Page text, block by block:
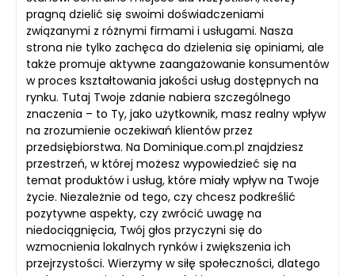
pragną dzielić się swoimi doświadczeniami
związanymi z różnymi firmami i usługami. Nasza
strona nie tylko zachęca do dzielenia się opiniami, ale
także promuje aktywne zaangażowanie konsumentów
w proces kształtowania jakości usług dostępnych na
rynku. Tutaj Twoje zdanie nabiera szczególnego
znaczenia – to Ty, jako użytkownik, masz realny wpływ
na zrozumienie oczekiwań klientów przez
przedsiębiorstwa. Na Dominique.com.pl znajdziesz
przestrzeń, w której możesz wypowiedzieć się na
temat produktów i usług, które miały wpływ na Twoje
życie. Niezależnie od tego, czy chcesz podkreślić
pozytywne aspekty, czy zwrócić uwagę na
niedociągnięcia, Twój głos przyczyni się do
wzmocnienia lokalnych rynków i zwiększenia ich
przejrzystości. Wierzymy w siłę społeczności, dlatego